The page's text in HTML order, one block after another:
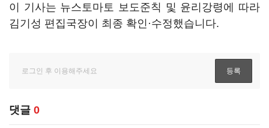
이 기사는 뉴스토마토 보도준칙 및 윤리강령에 따라
김기성 편집국장이 최종 확인·수정했습니다.
댓글 0